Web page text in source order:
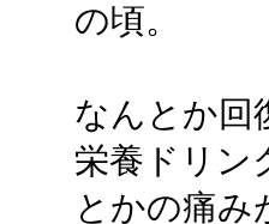
の頃。
なんとか回
栄養ドリン
とかの痛み